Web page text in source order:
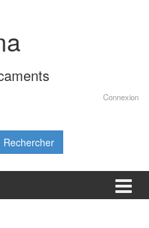
Connexion